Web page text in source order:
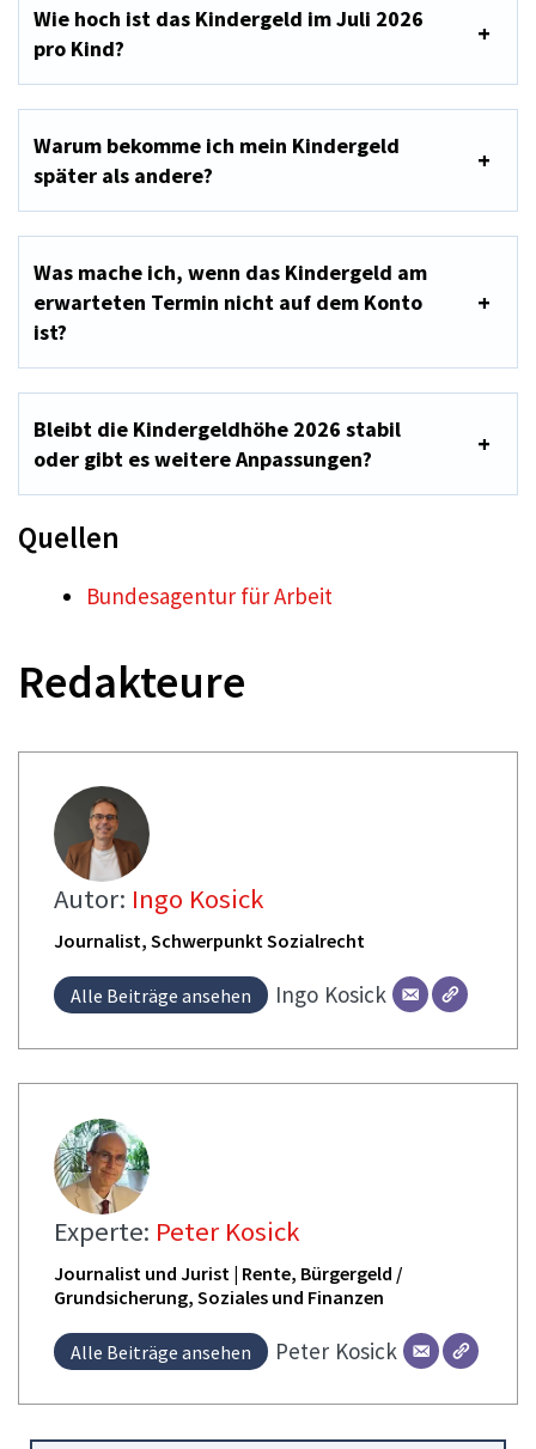
Wie hoch ist das Kindergeld im Juli 2026
pro Kind?
Warum bekomme ich mein Kindergeld
später als andere?
Was mache ich, wenn das Kindergeld am
erwarteten Termin nicht auf dem Konto
ist?
Bleibt die Kindergeldhöhe 2026 stabil
oder gibt es weitere Anpassungen?
Quellen
Bundesagentur für Arbeit
Redakteure
Autor: Ingo Kosick
Journalist, Schwerpunkt Sozialrecht
Alle Beiträge ansehen Ingo Kosick
Experte: Peter Kosick
Journalist und Jurist | Rente, Bürgergeld /
Grundsicherung, Soziales und Finanzen
Alle Beiträge ansehen Peter Kosick